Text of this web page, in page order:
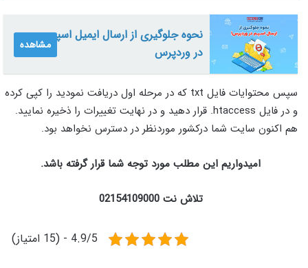
نحوه جلوگیری از ارسال ایمیل اسپم
در وردپرس
مشاهده
سپس محتوایات فایل txt که در مرحله اول دریافت نمودید را کپی کرده
و در فایل htaccess. قرار دهید و در نهایت تغییرات را ذخیره نمایید.
هم اکنون سایت شما درکشور موردنظر در دسترس نخواهد بود.
امیدواریم این مطلب مورد توجه شما قرار گرفته باشد.
تلاش نت 02154109000
4.9/5 - (15 امتیاز)